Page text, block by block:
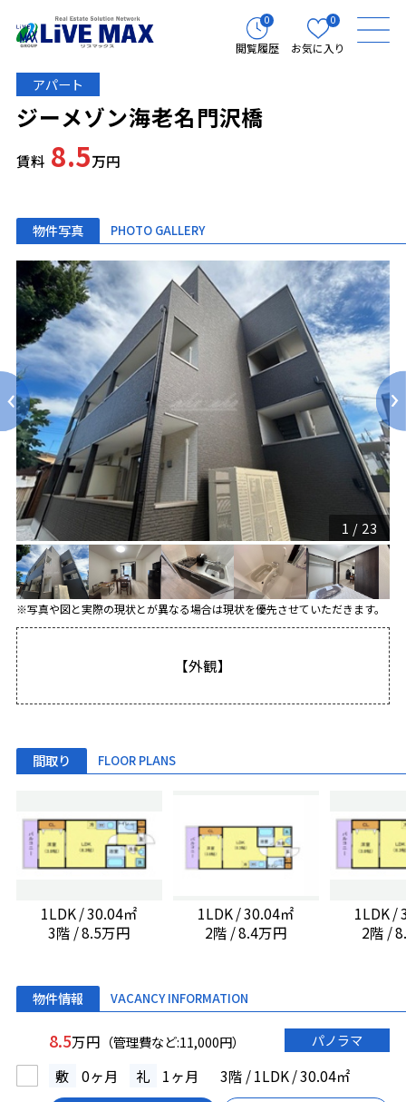
0
閲覧履歴
0
お気に入り
アパート
ジーメゾン海老名門沢橋
賃料 8.5万円
物件写真 PHOTO GALLERY
1 / 23
※写真や図と実際の現状とが異なる場合は現状を優先させていただきます。
【外観】
間取り FLOOR PLANS
1LDK / 30.04㎡
3階 / 8.5万円
1LDK / 30.04㎡
2階 / 8.4万円
1LDK /
2階 /
物件情報 VACANCY INFORMATION
8.5万円 （管理費など:11,000円） パノラマ
敷 0ヶ月 礼 1ヶ月 3階 / 1LDK / 30.04㎡